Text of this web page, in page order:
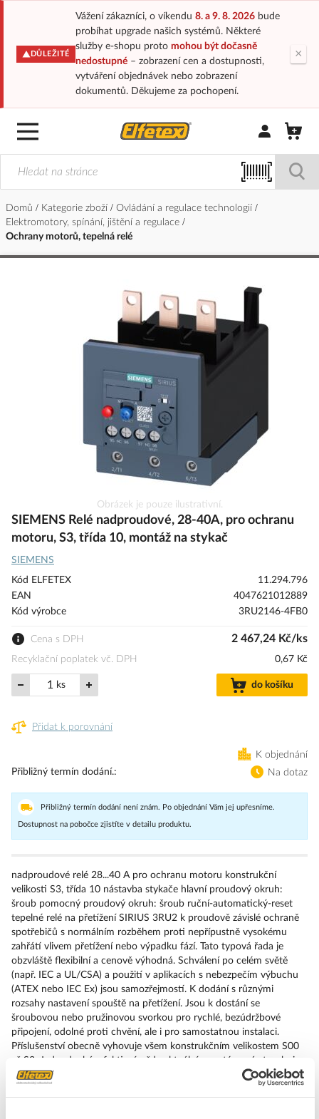
DŮLEŽITÉ
Vážení zákazníci, o víkendu 8. a 9. 8. 2026bude
probíhat upgrade našich systémů. Některé
služby e-shopu proto mohou být dočasně
nedostupné– zobrazení cen a dostupnosti,
vytváření objednávek nebo zobrazení
dokumentů. Děkujeme za pochopení.
×
Přihlásit/
Domů Kategorie zboží
Ovládání a regulace technologií
Elektromotory, spínání, jištění a regulace
Ochrany motorů, tepelná relé
na
začátek
s
obrázky
Obrázek je pouze ilustrativní.
SIEMENS Relé nadproudové, 28-40A, pro ochranu
motoru, S3, třída 10, montáž na stykač
SIEMENS
Kód ELFETEX
11.294.796
EAN
4047621012889
Kód výrobce
3RU2146-4FB0
Cena s DPH 2 467,24 Kč/ks
Recyklační poplatek vč. DPH 0,67 Kč
ks do košíku
Přidat k porovnání
K objednání
Přibližný termín dodání.
Na dotaz
Přibližný termín dodání není znám. Po objednání Vám jej upřesníme.
Dostupnost na pobočce zjistíte v detailu produktu.
nadproudové relé 28...40 A pro ochranu motoru konstrukční
velikosti S3, třída 10 nástavba stykače hlavní proudový okruh:
šroub pomocný proudový okruh: šroub ruční-automatický-reset
tepelné relé na přetížení SIRIUS 3RU2 k proudově závislé ochraně
spotřebičů s normálním rozběhem proti nepřípustně vysokému
zahřátí vlivem přetížení nebo výpadku fází. Tato typová řada je
obzvláště flexibilní a cenově výhodná. Schválení po celém světě
(např. IEC a UL/CSA) a použití v aplikacích s nebezpečím výbuchu
(ATEX nebo IEC Ex) jsou samozřejmostí. K dodání s různými
rozsahy nastavení spouště na přetížení. Jsou k dostání se
šroubovou nebo pružinovou svorkou pro rychlé, bezúdržbové
připojení, odolné proti chvění, ale i pro samostatnou instalaci.
Příslušenství obecně vyhovuje všem konstrukčním velikostem S00
až S3. Jednoduchá, efektivní, vždy aktuální – systémová stavebnice
SIRIUS.